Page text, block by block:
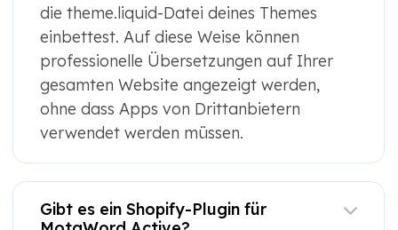
die theme.liquid-Datei deines Themes
einbettest. Auf diese Weise können
professionelle Übersetzungen auf Ihrer
gesamten Website angezeigt werden,
ohne dass Apps von Drittanbietern
verwendet werden müssen.
Gibt es ein Shopify-Plugin für